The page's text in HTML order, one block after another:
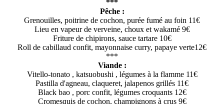
***
Pêche :
Grenouilles, poitrine de cochon, purée fumé au foin 11€
Lieu en vapeur de verveine, choux et wakamé 9€
Friture de chipirons, sauce tartare 10€
Roll de cabillaud confit, mayonnaise curry, papaye verte12€
***
Viande :
Vitello-tonato , katsuobushi , légumes à la flamme 11€
Pastilla d'agneau, claqueret, jalapenos grillés 11€
Black bao , porc confit, légumes croquants 12€
Cromesquis de cochon, champignons à crus 9€